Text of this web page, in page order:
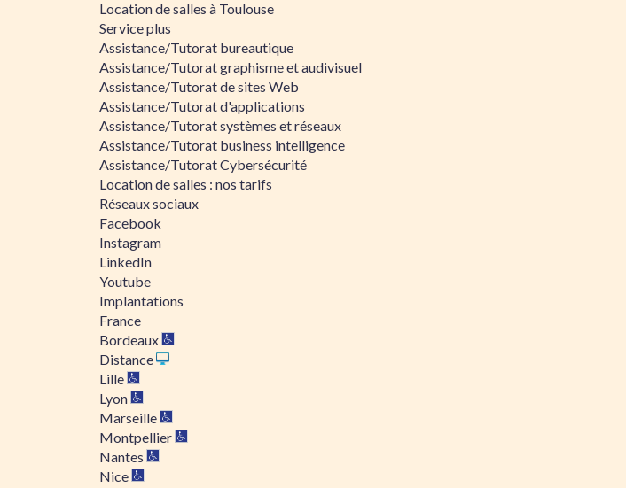
Location de salles à Toulouse
Service plus
Assistance/Tutorat bureautique
Assistance/Tutorat graphisme et audivisuel
Assistance/Tutorat de sites Web
Assistance/Tutorat d'applications
Assistance/Tutorat systèmes et réseaux
Assistance/Tutorat business intelligence
Assistance/Tutorat Cybersécurité
Location de salles : nos tarifs
Réseaux sociaux
Facebook
Instagram
LinkedIn
Youtube
Implantations
France
Bordeaux
Distance
Lille
Lyon
Marseille
Montpellier
Nantes
Nice